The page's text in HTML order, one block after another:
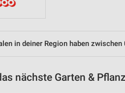
in deiner Region haben
nächste Garten &